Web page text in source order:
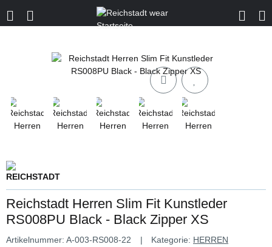
Reichstadt Herren Slim Fit Kunstleder
RS008PU Black - Black Zipper XS
Artikelnummer: A-003-RS008-22 Kategorie: HERREN